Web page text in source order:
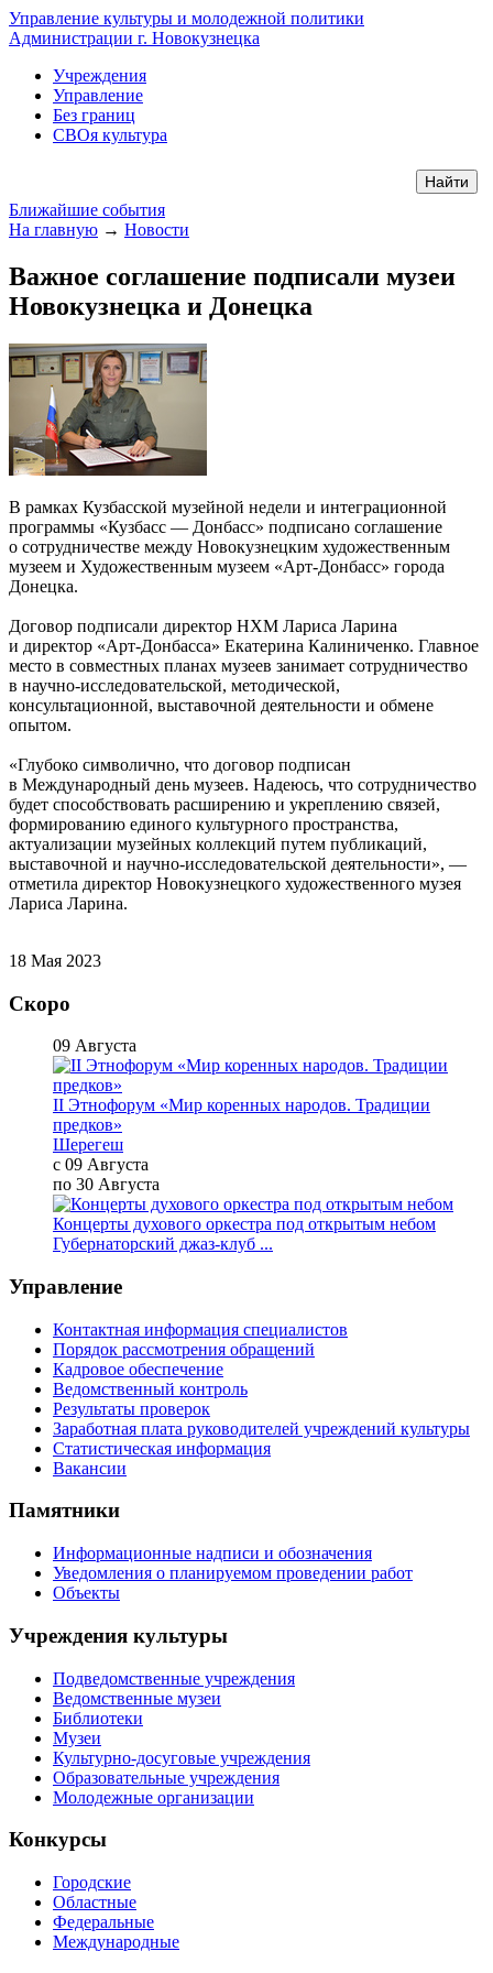
Управление культуры и молодежной политики
Администрации г. Новокузнецка
Учреждения
Управление
Без границ
СВОя культура
Ближайшие события
На главную → Новости
Важное соглашение подписали музеи
Новокузнецка и Донецка
В рамках Кузбасской музейной недели и интеграционной
программы «Кузбасс — Донбасс» подписано соглашение
о сотрудничестве между Новокузнецким художественным
музеем и Художественным музеем «Арт-Донбасс» города
Донецка.
Договор подписали директор НХМ Лариса Ларина
и директор «Арт-Донбасса» Екатерина Калиниченко. Главное
место в совместных планах музеев занимает сотрудничество
в научно-исследовательской, методической,
консультационной, выставочной деятельности и обмене
опытом.
«Глубоко символично, что договор подписан
в Международный день музеев. Надеюсь, что сотрудничество
будет способствовать расширению и укреплению связей,
формированию единого культурного пространства,
актуализации музейных коллекций путем публикаций,
выставочной и научно-исследовательской деятельности», —
отметила директор Новокузнецкого художественного музея
Лариса Ларина.
18 Мая 2023
Скоро
09 Августа
II Этнофорум «Мир коренных народов. Традиции
предков»
Шерегеш
с 09 Августа
по 30 Августа
Концерты духового оркестра под открытым небом
Губернаторский джаз-клуб ...
Управление
Контактная информация специалистов
Порядок рассмотрения обращений
Кадровое обеспечение
Ведомственный контроль
Результаты проверок
Заработная плата руководителей учреждений культуры
Статистическая информация
Вакансии
Памятники
Информационные надписи и обозначения
Уведомления о планируемом проведении работ
Объекты
Учреждения культуры
Подведомственные учреждения
Ведомственные музеи
Библиотеки
Музеи
Культурно-досуговые учреждения
Образовательные учреждения
Молодежные организации
Конкурсы
Городские
Областные
Федеральные
Международные